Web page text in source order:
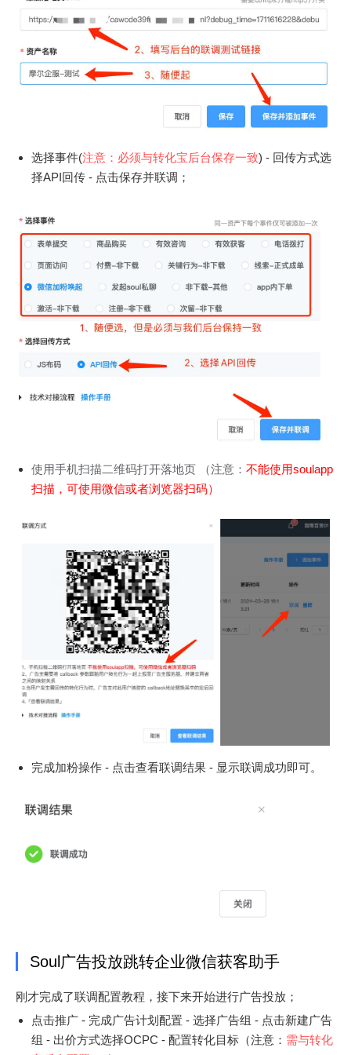
选择事件(注意：必须与转化宝后台保存一致) - 回传方式选
择API回传 - 点击保存并联调；
使用手机扫描二维码打开落地页 （注意： 不能使用soulapp
扫描，可使用微信或者浏览器扫码）
完成加粉操作 - 点击查看联调结果 - 显示联调成功即可。
Soul广告投放跳转企业微信获客助手
刚才完成了联调配置教程，接下来开始进行广告投放；
点击推广 - 完成广告计划配置 - 选择广告组 - 点击新建广告
组 - 出价方式选择OCPC - 配置转化目标（注意： 需与转化